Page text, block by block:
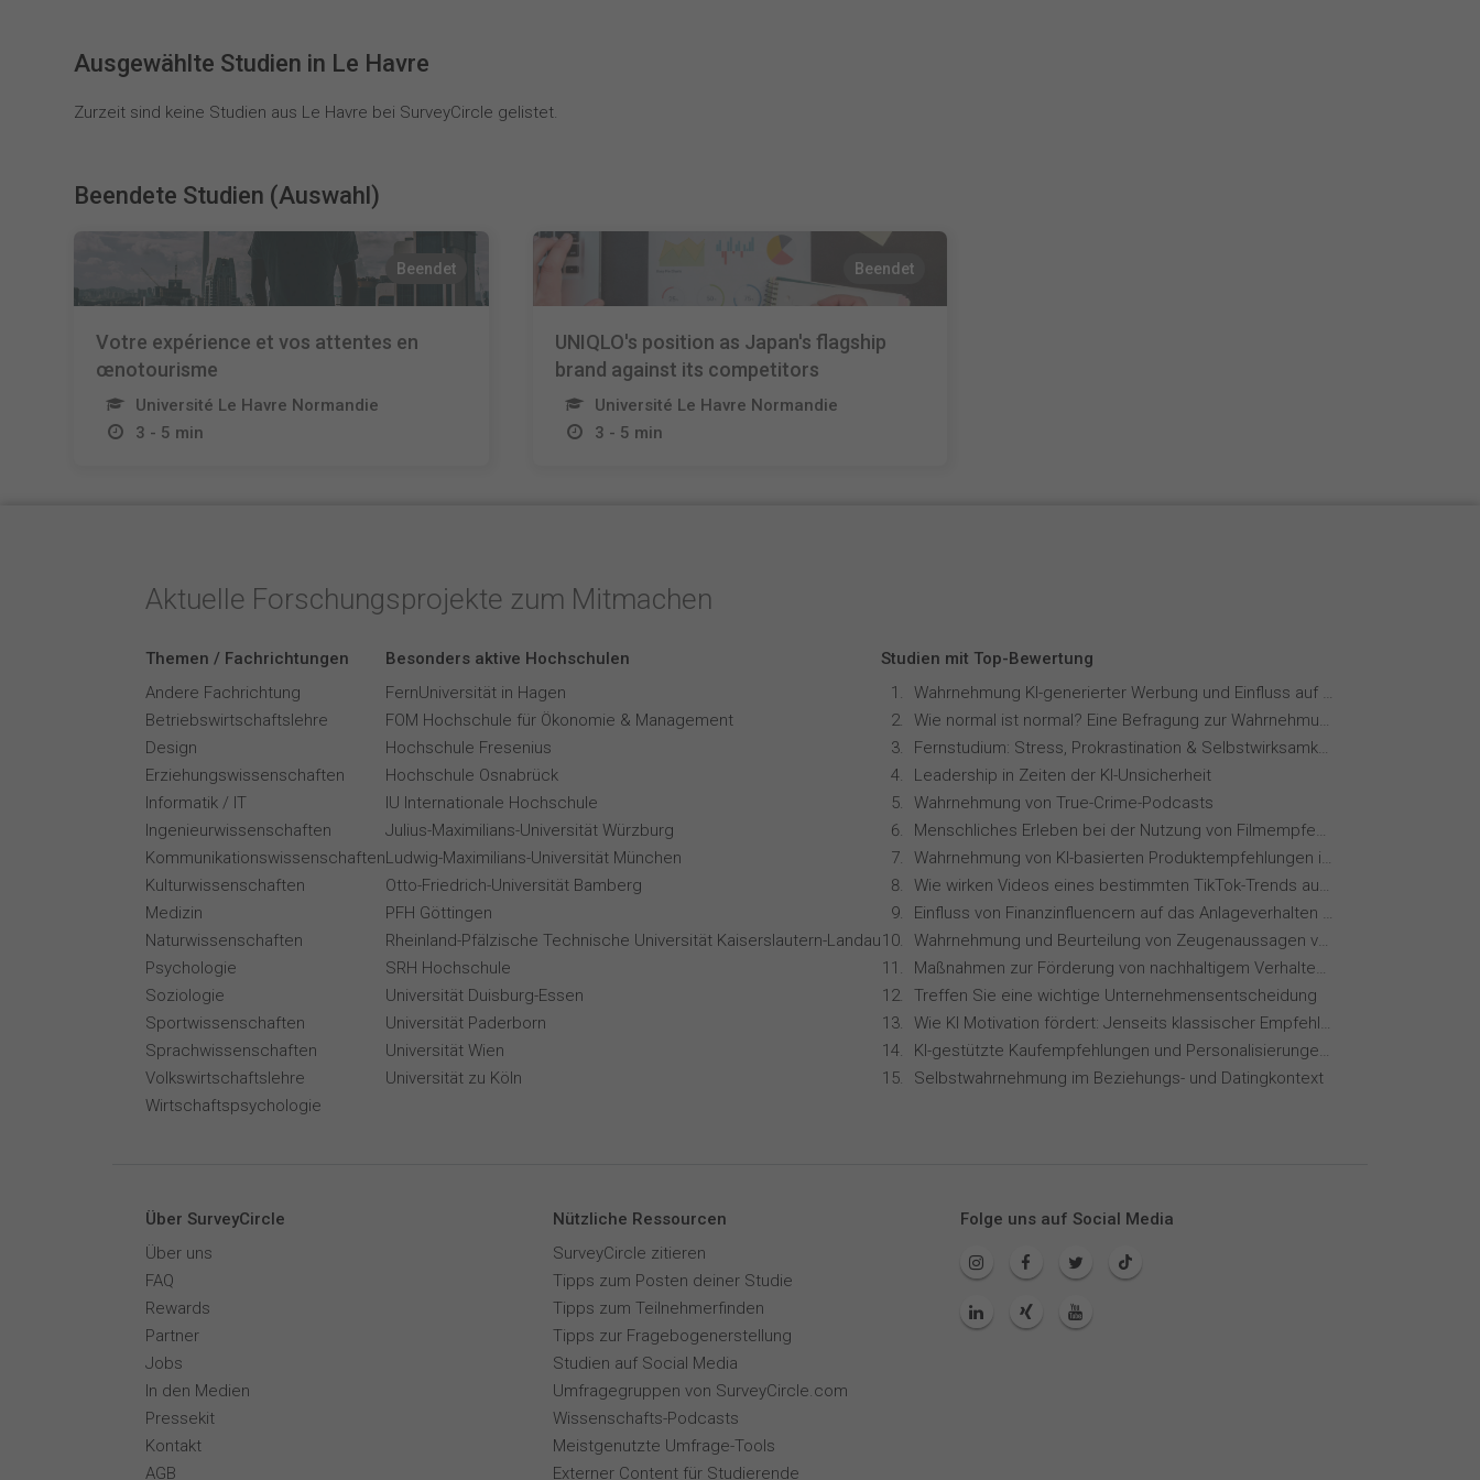
Ausgewählte Studien in Le Havre
Zurzeit sind keine Studien aus Le Havre bei SurveyCircle gelistet.
Beendete Studien (Auswahl)
Beendet
Votre expérience et vos attentes en
œnotourisme
Université Le Havre Normandie
3 - 5 min
Beendet
UNIQLO's position as Japan's flagship
brand against its competitors
Université Le Havre Normandie
3 - 5 min
Aktuelle Forschungsprojekte zum Mitmachen
Themen / Fachrichtungen
Andere Fachrichtung
Betriebswirtschaftslehre
Design
Erziehungswissenschaften
Informatik / IT
Ingenieurwissenschaften
Kommunikationswissenschaften
Kulturwissenschaften
Medizin
Naturwissenschaften
Psychologie
Soziologie
Sportwissenschaften
Sprachwissenschaften
Volkswirtschaftslehre
Wirtschaftspsychologie
Besonders aktive Hochschulen
FernUniversität in Hagen
FOM Hochschule für Ökonomie & Management
Hochschule Fresenius
Hochschule Osnabrück
IU Internationale Hochschule
Julius-Maximilians-Universität Würzburg
Ludwig-Maximilians-Universität München
Otto-Friedrich-Universität Bamberg
PFH Göttingen
Rheinland-Pfälzische Technische Universität Kaiserslautern-Landau
SRH Hochschule
Universität Duisburg-Essen
Universität Paderborn
Universität Wien
Universität zu Köln
Studien mit Top-Bewertung
Wahrnehmung KI-generierter Werbung und Einfluss auf Markenvertrauen
Wie normal ist normal? Eine Befragung zur Wahrnehmung von Essverhalten
Fernstudium: Stress, Prokrastination & Selbstwirksamkeit
Leadership in Zeiten der KI-Unsicherheit
Wahrnehmung von True-Crime-Podcasts
Menschliches Erleben bei der Nutzung von Filmempfehlungssystemen
Wahrnehmung von KI-basierten Produktempfehlungen in Mode-Online-Shops
Wie wirken Videos eines bestimmten TikTok-Trends auf dich?
Einfluss von Finanzinfluencern auf das Anlageverhalten der Gen Z⁠
Wahrnehmung und Beurteilung von Zeugenaussagen vor Gericht
Maßnahmen zur Förderung von nachhaltigem Verhalten von Hotelgästen
Treffen Sie eine wichtige Unternehmensentscheidung
Wie KI Motivation fördert: Jenseits klassischer Empfehlungssysteme
KI-gestützte Kaufempfehlungen und Personalisierungen im Online-Handel
Selbstwahrnehmung im Beziehungs- und Datingkontext
Über SurveyCircle
Über uns
FAQ
Rewards
Partner
Jobs
In den Medien
Pressekit
Kontakt
AGB
Nützliche Ressourcen
SurveyCircle zitieren
Tipps zum Posten deiner Studie
Tipps zum Teilnehmerfinden
Tipps zur Fragebogenerstellung
Studien auf Social Media
Umfragegruppen von SurveyCircle.com
Wissenschafts-Podcasts
Meistgenutzte Umfrage-Tools
Externer Content für Studierende
Folge uns auf Social Media